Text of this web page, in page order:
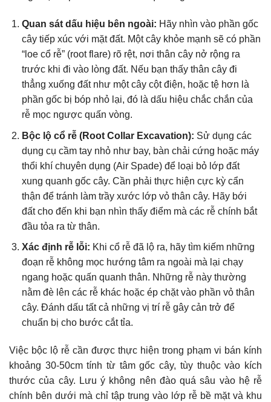
Quan sát dấu hiệu bên ngoài: Hãy nhìn vào phần gốc
cây tiếp xúc với mặt đất. Một cây khỏe mạnh sẽ có phần
“loe cổ rễ” (root flare) rõ rệt, nơi thân cây nở rộng ra
trước khi đi vào lòng đất. Nếu bạn thấy thân cây đi
thẳng xuống đất như một cây cột điện, hoặc tệ hơn là
phần gốc bị bóp nhỏ lại, đó là dấu hiệu chắc chắn của
rễ mọc ngược quấn vòng.
Bộc lộ cổ rễ (Root Collar Excavation): Sử dụng các
dụng cụ cầm tay nhỏ như bay, bàn chải cứng hoặc máy
thổi khí chuyên dụng (Air Spade) để loại bỏ lớp đất
xung quanh gốc cây. Cần phải thực hiện cực kỳ cẩn
thận để tránh làm trầy xước lớp vỏ thân cây. Hãy bới
đất cho đến khi bạn nhìn thấy điểm mà các rễ chính bắt
đầu tỏa ra từ thân.
Xác định rễ lỗi: Khi cổ rễ đã lộ ra, hãy tìm kiếm những
đoạn rễ không mọc hướng tâm ra ngoài mà lại chạy
ngang hoặc quấn quanh thân. Những rễ này thường
nằm đè lên các rễ khác hoặc ép chặt vào phần vỏ thân
cây. Đánh dấu tất cả những vị trí rễ gây cản trở để
chuẩn bị cho bước cắt tỉa.
Việc bộc lộ rễ cần được thực hiện trong phạm vi bán kính
khoảng 30-50cm tính từ tâm gốc cây, tùy thuộc vào kích
thước của cây. Lưu ý không nên đào quá sâu vào hệ rễ
chính bên dưới mà chỉ tập trung vào lớp rễ bề mặt và khu